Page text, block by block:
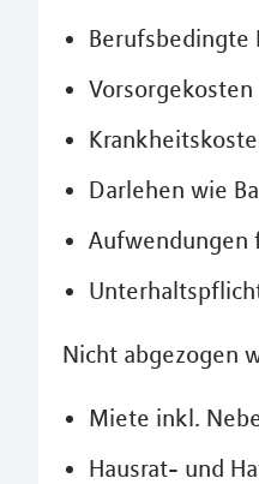
Berufsbedingte
Darlehen wie
Aufwendungen
Nicht abgezogen
Miete inkl.
Hausrat- und